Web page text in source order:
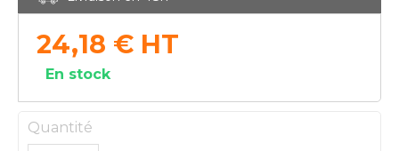
24,18 € HT
En stock
Quantité